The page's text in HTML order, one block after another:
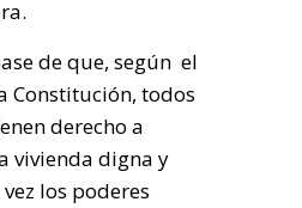
de que, según el
Constitución, todos
derecho a
vivienda digna y
los poderes